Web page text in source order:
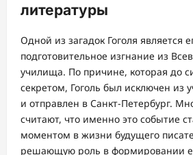
литературы
Одной из загадок Гоголя является
подготовительное изгнание из
училища. По причине, которая до
секретом, Гоголь был исключен из
и отправлен в Санкт-Петербург.
считают, что именно это событие
моментом в жизни будущего
решающую роль в формировании